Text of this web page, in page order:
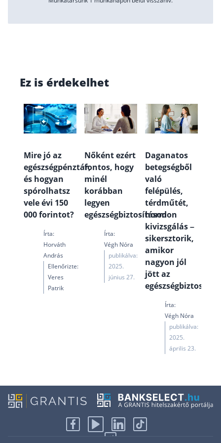
Ez is érdekelhet
Mire jó az
egészségpénztár,
és hogyan
spórolhatsz
vele évi 150
000 forintot?
Írta:
Horváth
András
Ellenőrizte:
Veres
Patrik
Nőként ezért
fontos, hogy
minél
korábban
legyen
egészségbiztosításod
Írta:
Végh Nóra
publikálva:
2025.
június 27.
Daganatos
betegségből
való
felépülés,
térdműtét,
hormon
kivizsgálás –
sikersztorik,
amikor
nagyon jól
jött az
egészségbiztosítás
Írta:
Végh Nóra
publikálva:
2025.
április 23.